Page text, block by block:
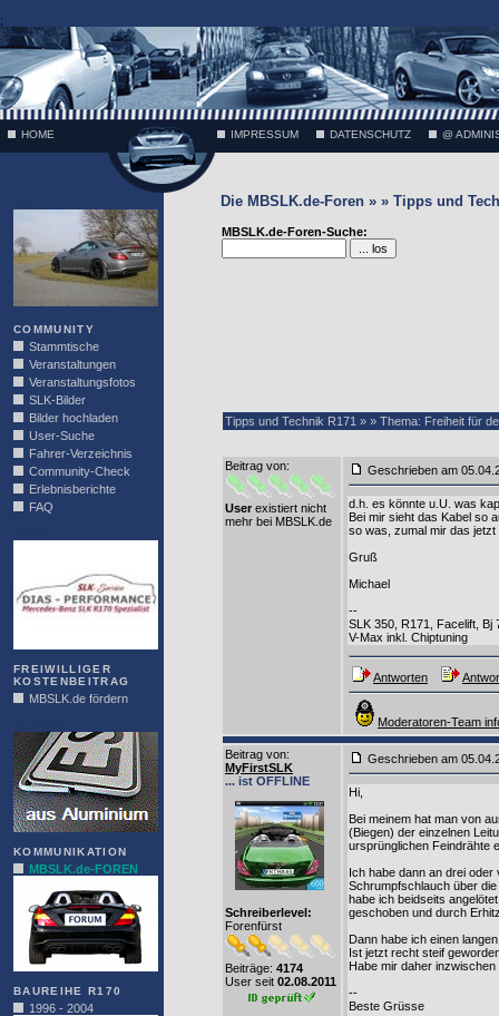
;
HOME IMPRESSUM DATENSCHUTZ @
COMMUNITY
Stammtische
Veranstaltungen
Veranstaltungsfotos
SLK-Bilder
Bilder hochladen
User-Suche
Fahrer-Verzeichnis
Community-Check
Erlebnisberichte
FAQ
FREIWILLIGER
KOSTENBEITRAG
MBSLK.de fördern
KOMMUNIKATION
MBSLK.de-FOREN
BAUREIHE R170
1996 - 2004
Die MBSLK.de-Foren » » Tipps und
MBSLK.de-Foren-Suche:
Tipps und Technik R171 » » Thema: Freiheit für
Beitrag von:
User existiert nicht
mehr bei MBSLK.de
Geschrieben am
d.h. es könnte u.U. was
Bei mir sieht das Kabel so
so was, zumal mir das
Gruß
Michael
--
SLK 350, R171, Facelift,
V-Max inkl. Chiptuning
Antworten
Moderatoren-Team
Beitrag von:
MyFirstSLK
... ist OFFLINE
Schreiberlevel:
Forenfürst
Beiträge: 4174
User seit 02.08.2011
Geschrieben am
Hi,
Bei meinem hat man von
(Biegen) der einzelnen
ursprünglichen Feindrähte
Ich habe dann an drei oder
Schrumpfschlauch über
habe ich beidseits
geschoben und durch
Dann habe ich einen
Ist jetzt recht steif
Habe mir daher
--
Beste Grüsse